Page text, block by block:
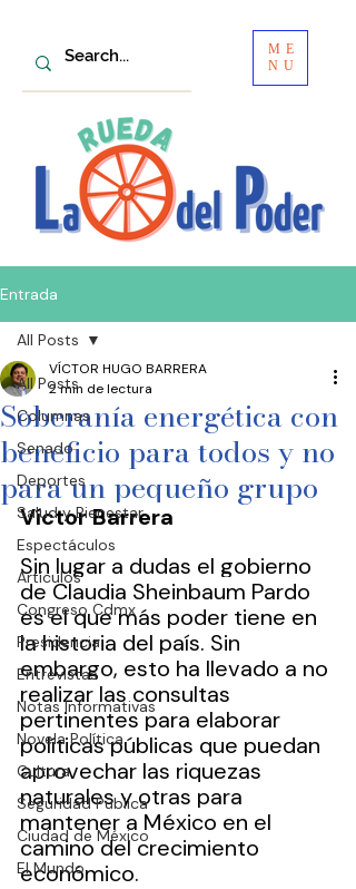
ME
NU
Entrada
All Posts
Columnas
Senado
Deportes
Salud y Bienestar
Espectáculos
Artículos
Congreso Cdmx
Presidencia
Entrevistas
Notas Informativas
Novela Política
Cultura
Seguridad Pública
Ciudad de México
El Mundo
All Posts
Soberanía energética con
beneficio para todos y no
para un pequeño grupo
VÍCTOR HUGO BARRERA
2 min de lectura
Víctor Barrera
Sin lugar a dudas el gobierno
de Claudia Sheinbaum Pardo
es el que más poder tiene en
la historia del país. Sin
embargo, esto ha llevado a no
realizar las consultas
pertinentes para elaborar
políticas públicas que puedan
aprovechar las riquezas
naturales y otras para
mantener a México en el
camino del crecimiento
económico.